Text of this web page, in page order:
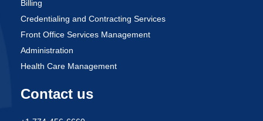
Billing
Credentialing and Contracting Services
Front Office Services Management
Administration
Health Care Management
Contact us